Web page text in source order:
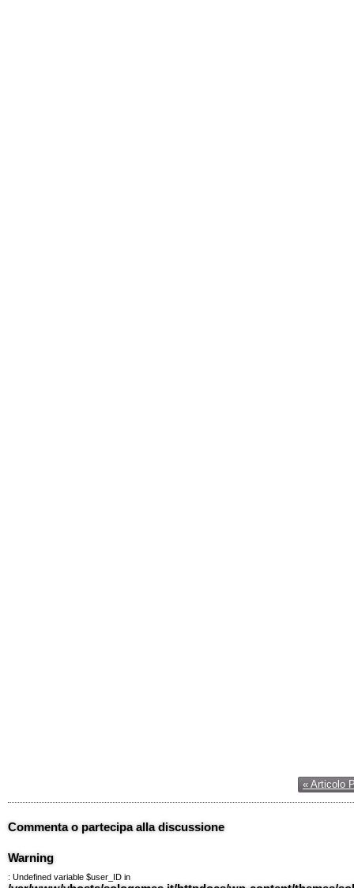
« Articolo
Commenta o partecipa alla discussione
Warning
: Undefined variable $user_ID in